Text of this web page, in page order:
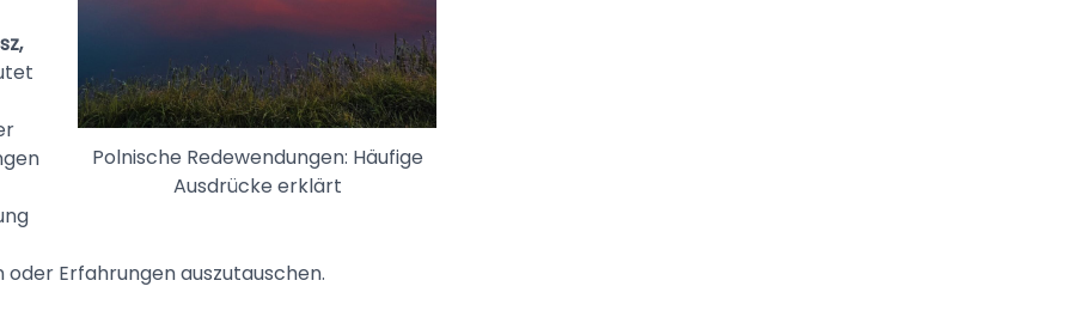
Polnische Redewendungen: Häufige
Ausdrücke erklärt
Erfahrungen auszutauschen.